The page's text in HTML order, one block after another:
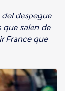
despegue
que salen de
France que